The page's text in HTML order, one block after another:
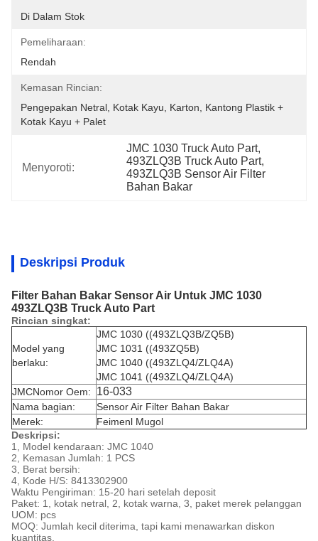
Di Dalam Stok
Pemeliharaan:
Rendah
Kemasan Rincian:
Pengepakan Netral, Kotak Kayu, Karton, Kantong Plastik +
Kotak Kayu + Palet
Menyoroti:
JMC 1030 Truck Auto Part,
493ZLQ3B Truck Auto Part,
493ZLQ3B Sensor Air Filter
Bahan Bakar
Deskripsi Produk
Filter Bahan Bakar Sensor Air Untuk JMC 1030
493ZLQ3B Truck Auto Part
Rincian singkat:
Model yang
berlaku:
JMC 1030 ((493ZLQ3B/ZQ5B)
JMC 1031 ((493ZQ5B)
JMC 1040 ((493ZLQ4/ZLQ4A)
JMC 1041 ((493ZLQ4/ZLQ4A)
JMCNomor Oem: 16-033
Nama bagian:
Sensor Air Filter Bahan Bakar
Merek:
Feimenl Mugol
Deskripsi:
1, Model kendaraan: JMC 1040
2, Kemasan Jumlah: 1 PCS
3, Berat bersih:
4, Kode H/S: 8413302900
Waktu Pengiriman: 15-20 hari setelah deposit
Paket: 1, kotak netral, 2, kotak warna, 3, paket merek pelanggan
UOM: pcs
MOQ: Jumlah kecil diterima, tapi kami menawarkan diskon
kuantitas.